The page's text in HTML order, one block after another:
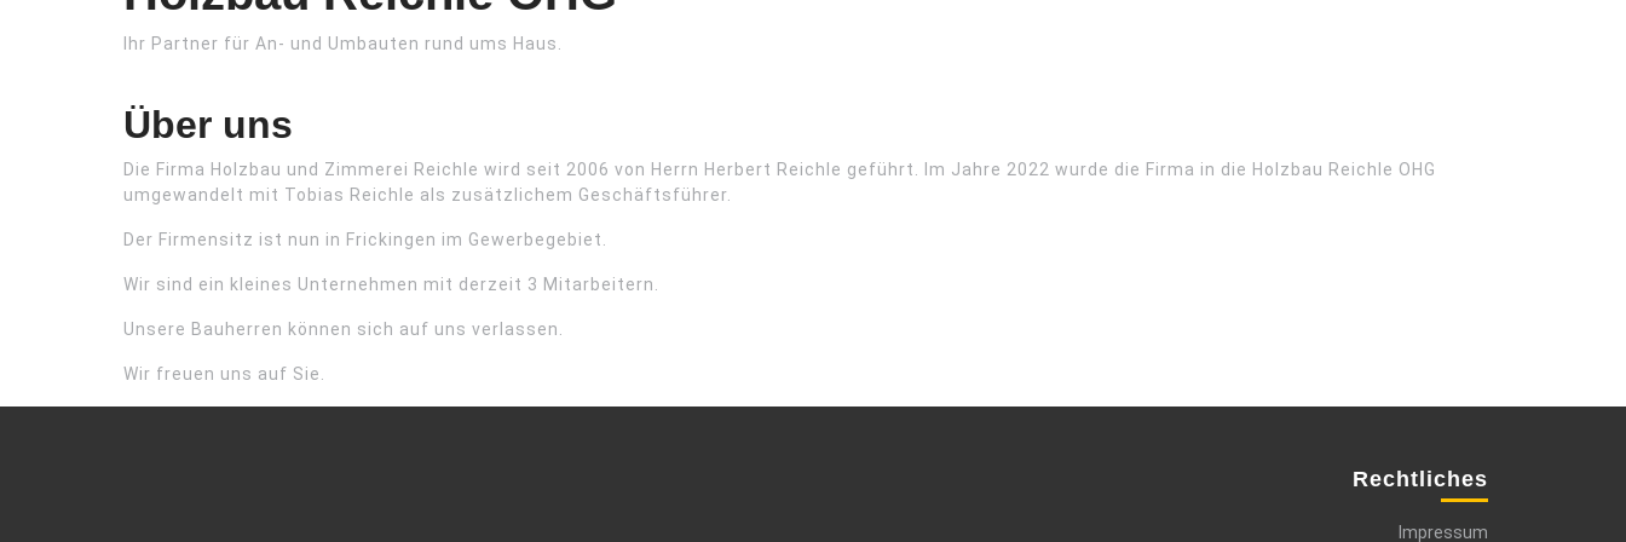
Ihr Partner für An- und Umbauten rund ums Haus.
Über uns
Die Firma Holzbau und Zimmerei Reichle wird seit 2006 von Herrn Herbert Reichle geführt. Im Jahre 2022 wurde die Firma in die Holzbau Reichle OHG
umgewandelt mit Tobias Reichle als zusätzlichem Geschäftsführer.
Der Firmensitz ist nun in Frickingen im Gewerbegebiet.
Wir sind ein kleines Unternehmen mit derzeit 3 Mitarbeitern.
Unsere Bauherren können sich auf uns verlassen.
Wir freuen uns auf Sie.
Rechtliches
Impressum